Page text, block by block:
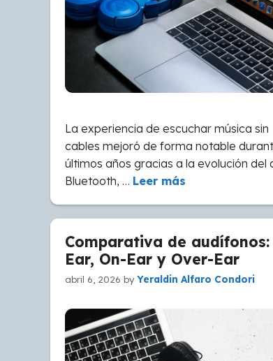
La experiencia de escuchar música sin
cables mejoró de forma notable
últimos años gracias a la evolución del
Bluetooth, … Leer más
Comparativa de
Ear, On-Ear y Over-Ear
abril 6, 2026 byYeraldin Alfaro Condori